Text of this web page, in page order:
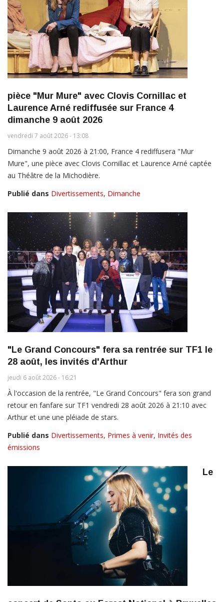
pièce "Mur Mure" avec Clovis Cornillac et
Laurence Arné rediffusée sur France 4
dimanche 9 août 2026
vendredi 7 août 2026 - 13:08
Dimanche 9 août 2026 à 21:00, France 4 rediffusera "Mur
Mure", une pièce avec Clovis Cornillac et Laurence Arné captée
au Théâtre de la Michodière.
Publié dans Divertissements, Dimanche
"Le Grand Concours" fera sa rentrée sur TF1 le
28 août, les invités d'Arthur
jeudi 6 août 2026 - 16:21
À l'occasion de la rentrée, "Le Grand Concours" fera son grand
retour en fanfare sur TF1 vendredi 28 août 2026 à 21:10 avec
Arthur et une une pléiade de stars.
Publié dans Divertissements, Primes à venir, Invités des
émissions
Le